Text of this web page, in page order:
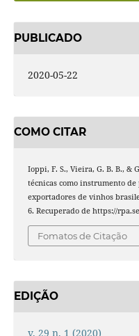
PUBLICADO
2020-05-22
COMO CITAR
Ioppi, F. S., Vieira, G. B. B., &
técnicas como instrumento
exportadores de vinhos
6. Recuperado de https://
Fomatos de Citação
EDIÇÃO
v. 29 n. 1 (2020)